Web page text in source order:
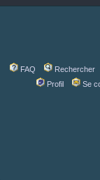
FAQ
Rechercher
Profil
Se